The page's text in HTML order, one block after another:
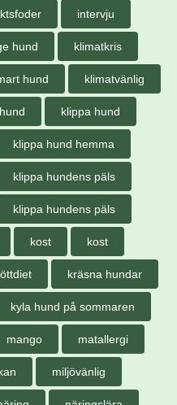
intervju
hund klimatkris
hund klimatvänlig
klippa hund
klippa hund hemma
klippa hundens päls
klippa hundens päls
kost kost
kräsna hundar
kyla hund på sommaren
mango matallergi
miljövänlig